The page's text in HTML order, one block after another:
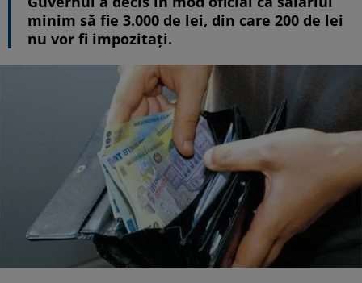
minim să fie 3.000 de lei, din care 200 de lei
nu vor fi impozitați.